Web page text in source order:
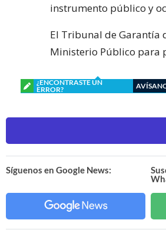
instrumento público y
El Tribunal de Garantía
Ministerio Público para
¿ENCONTRASTE UN
ERROR?
Síguenos en Google News: